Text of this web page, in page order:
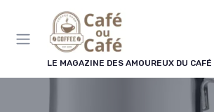
LE MAGAZINE DES AMOUREUX DU CAFÉ
Panneau de gestion des cookies